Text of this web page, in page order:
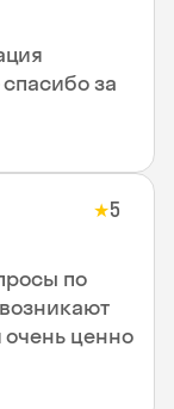
за
★5
по
ценно